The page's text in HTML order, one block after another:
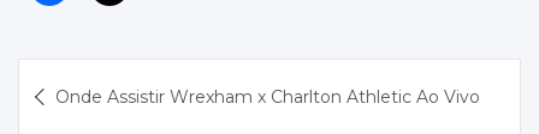
de Onde Assistir Wrexham x Charlton Athletic Ao Vivo